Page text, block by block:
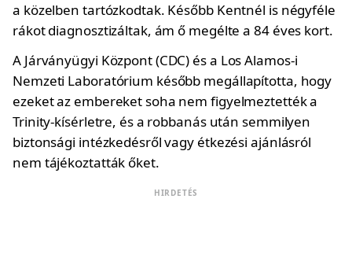
a közelben tartózkodtak. Később Kentnél is négyféle
rákot diagnosztizáltak, ám ő megélte a 84 éves kort.
A Járványügyi Központ (CDC) és a Los Alamos-i
Nemzeti Laboratórium később megállapította, hogy
ezeket az embereket soha nem figyelmeztették a
Trinity-kísérletre, és a robbanás után semmilyen
biztonsági intézkedésről vagy étkezési ajánlásról
nem tájékoztatták őket.
HIRDETÉS